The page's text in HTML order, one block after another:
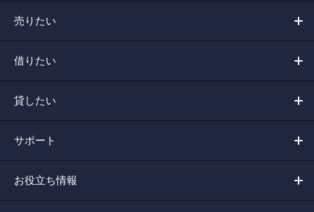
売りたい
借りたい
貸したい
サポート
お役立ち情報